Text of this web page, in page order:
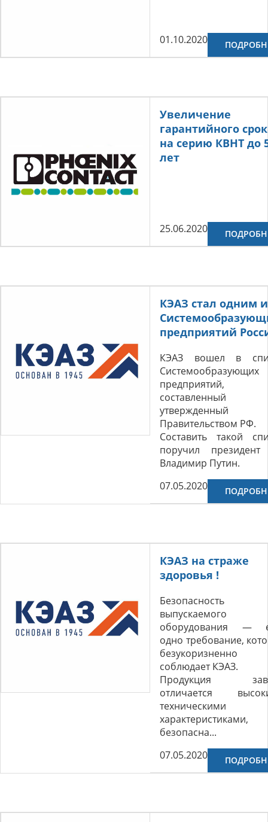
01.10.2020
Увеличение
гарантийного
на серию КВНТ до
лет
25.06.2020
КЭАЗ стал одним
предприятий
КЭАЗ вошел в
Системообразующих
предприятий,
утвержденный
Правительством РФ.
Составить такой
поручил
Владимир Путин.
07.05.2020
КЭАЗ на страже
здоровья !
Безопасность
выпускаемого
оборудования —
одно требование,
безукоризненно
соблюдает КЭАЗ.
Продукция
отличается
техническими
характеристиками,
безопасна...
07.05.2020